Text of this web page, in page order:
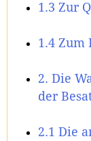
1.3 Zur
1.4
2. Die
der
2.1 Die